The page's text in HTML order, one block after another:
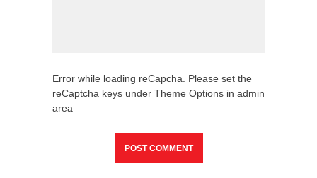
Error while loading reCapcha. Please set the
reCaptcha keys under Theme Options in admin
area